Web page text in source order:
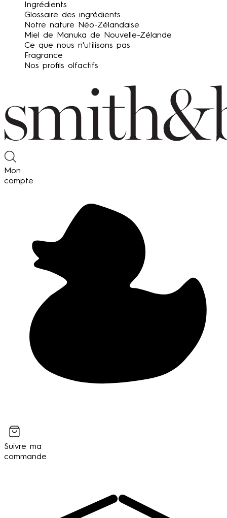
Ingrédients
Glossaire des ingrédients
Notre nature Néo-Zélandaise
Miel de Manuka de Nouvelle-Zélande
Ce que nous n'utilisons pas
Fragrance
Nos profils olfactifs
Mon
compte
Suivre ma
commande